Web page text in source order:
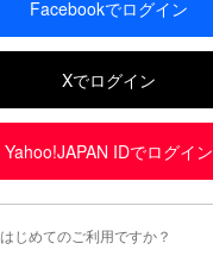
Facebookでログイン
Xでログイン
Yahoo!JAPAN IDでログイン
はじめてのご利用ですか？